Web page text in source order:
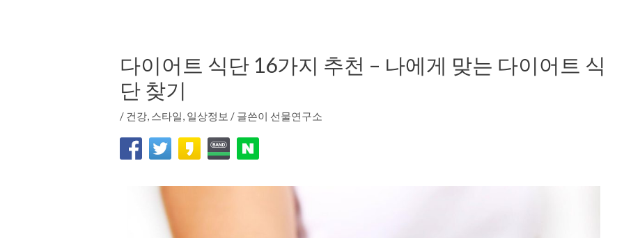
다이어트 식단 16가지 추천 – 나에게 맞는 다이어트 식
단 찾기
/ 건강, 스타일, 일상정보 / 글쓴이 선물연구소